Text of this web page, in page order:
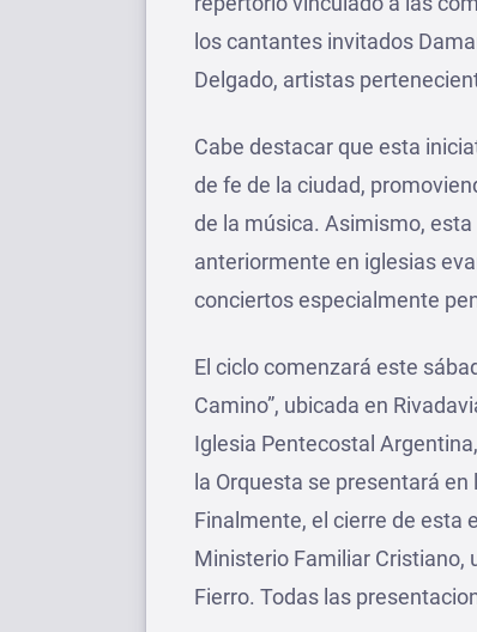
los cantantes invitados
Delgado, artistas
Cabe destacar que esta
de fe de la ciudad,
de la música. Asimismo,
anteriormente en iglesias
conciertos especialmente
El ciclo comenzará este
Camino”, ubicada en
Iglesia Pentecostal
la Orquesta se presentará
Finalmente, el cierre de esta
Ministerio Familiar Cristiano,
Fierro. Todas las